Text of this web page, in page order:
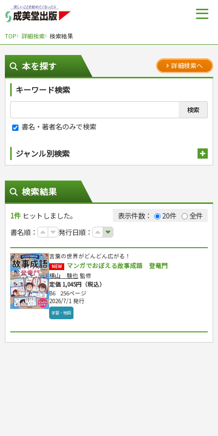
TOP 詳細検索 検索結果
本を探す 詳細検索へ
キーワード検索
書名・著者名のみで検索
ジャンル別検索
スポーツ
スポーツルール
ゴルフ
トレーニング
ジュニアスポーツ
その他スポーツ
自然・アウトドア・ペット
犬・猫
ペット・飼育
園芸・野菜づくり
雑学
ナンプレ
囲碁・将棋・麻雀
ゲーム・マジック
家相・風水・占い
カルチャー・芸術・趣味
鉄道・車・自転車
音楽・楽器
趣味・鑑賞・カメラ
絵画・デッサン
俳句・詩・ことば
辞典・語学
辞典
語学・旅行会話
運転免許
原付・二輪
普通免許
その他免許
生活・暮らし
料理
料理・レシピ
おもてなし・ごちそう料理
各国料理
お弁当
健康メニュー・ダイエット
調理器具クッキング
お菓子・ケーキ・パン
飲み物・お酒
手芸・クラフト
編み物
ソーイング
クラフト
住まい・インテリア・暮らし
インテリア・ハウジング
収納・掃除・暮らし
美容・ファッション
ダイエット・エクササイズ
メイク・ネイル・ヘア
着物・着つけ
冠婚葬祭・手紙・ペン字
冠婚葬祭・スピーチ・マナー
手紙・ペン字
妊娠・出産・育児
妊娠・出産・育児
離乳食・幼児食・こどもレシピ
健康と保育
家庭医学・健康
ツボ・マッサージ
健康知識
栄養事典
生活習慣病
看護・介護
介護一般
パネルシアター
指導マニュアル
児童一般
おりがみ・あやとり
なぞなぞ・ゲーム
占い・心理ゲーム
のりもの・ずかん
読み物・絵本
音と光のでる絵本
学参・ドリル
夏休みドリル
総復習ドリル
学習・地図
自由研究・読書感想文
えんぴつちょう
就職活動
就職活動
就職試験
公務員試験
資格試験
検定試験・資格試験
英語検定・TOEIC
漢字検定・数学検定
簿記検定
看護・薬学
ビジネス
経営・経済・法律
マネー・株・資産
ビジネス・法律
簿記・経理・税金・保険
その他ビジネス
自己啓発
自己啓発
ビジネス読み物
旅行・歴史
国内・海外旅行
国外旅行
地理・歴史
文庫
成美文庫
その他文庫
ダイアリー
検索結果
1件 ヒットしました。 表示件数： 20件
全件
書名順：
発行日順：
言葉の世界がどんどん広がる！
NEW マンガでおぼえる故事成語 登竜門
横山 験也 監修
定価 1,045円（税込）
B6
256ページ
2026/7/1 発行
学習・地図